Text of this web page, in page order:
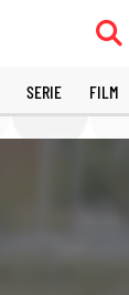
SERIE FILM